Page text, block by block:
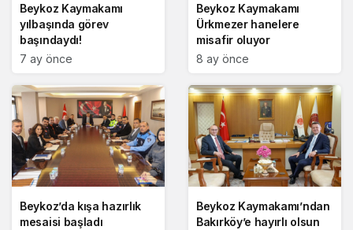
Beykoz Kaymakamı
yılbaşında görev
başındaydı!
7 ay önce
Beykoz Kaymakamı
Ürkmezer hanelere
misafir oluyor
8 ay önce
Beykoz’da kışa hazırlık
mesaisi başladı
Beykoz Kaymakamı’ndan
Bakırköy’e hayırlı olsun